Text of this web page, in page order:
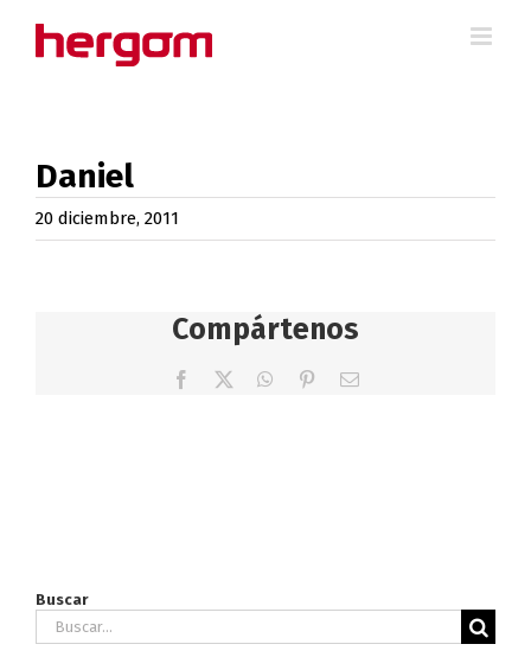
Daniel
20 diciembre, 2011
Compártenos
Facebook WhatsApp
PinterestCorreo
Buscar
Buscar: